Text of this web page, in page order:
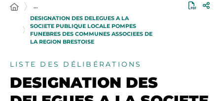
…
DESIGNATION DES DELEGUES A LA
SOCIETE PUBLIQUE LOCALE POMPES
FUNEBRES DES COMMUNES ASSOCIEES DE
LA REGION BRESTOISE
LISTE DES DÉLIBÉRATIONS
DESIGNATION DES